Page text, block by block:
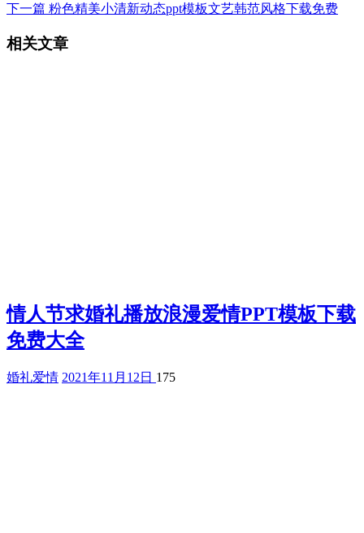
下一篇 粉色精美小清新动态ppt模板文艺韩范风格下载免费
相关文章
情人节求婚礼播放浪漫爱情PPT模板下载
免费大全
婚礼爱情 2021年11月12日 175